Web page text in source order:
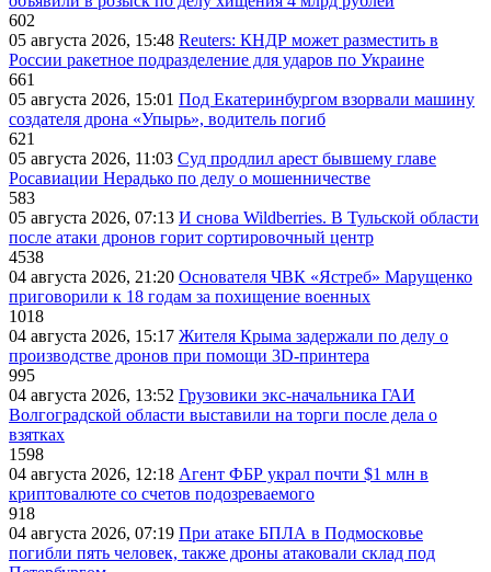
602
05 августа 2026, 15:48 Reuters: КНДР может разместить в
России ракетное подразделение для ударов по Украине
661
05 августа 2026, 15:01 Под Екатеринбургом взорвали машину
создателя дрона «Упырь», водитель погиб
621
05 августа 2026, 11:03 Суд продлил арест бывшему главе
Росавиации Нерадько по делу о мошенничестве
583
05 августа 2026, 07:13 И снова Wildberries. В Тульской области
после атаки дронов горит сортировочный центр
4538
04 августа 2026, 21:20 Основателя ЧВК «Ястреб» Марущенко
приговорили к 18 годам за похищение военных
1018
04 августа 2026, 15:17 Жителя Крыма задержали по делу о
производстве дронов при помощи 3D‑принтера
995
04 августа 2026, 13:52 Грузовики экс-начальника ГАИ
Волгоградской области выставили на торги после дела о
взятках
1598
04 августа 2026, 12:18 Агент ФБР украл почти $1 млн в
криптовалюте со счетов подозреваемого
918
04 августа 2026, 07:19 При атаке БПЛА в Подмосковье
погибли пять человек, также дроны атаковали склад под